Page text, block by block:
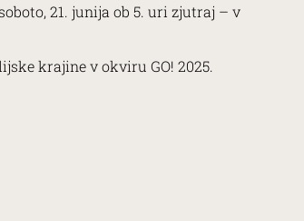
21. junija ob 5. uri zjutraj – v
krajine v okviru GO! 2025.